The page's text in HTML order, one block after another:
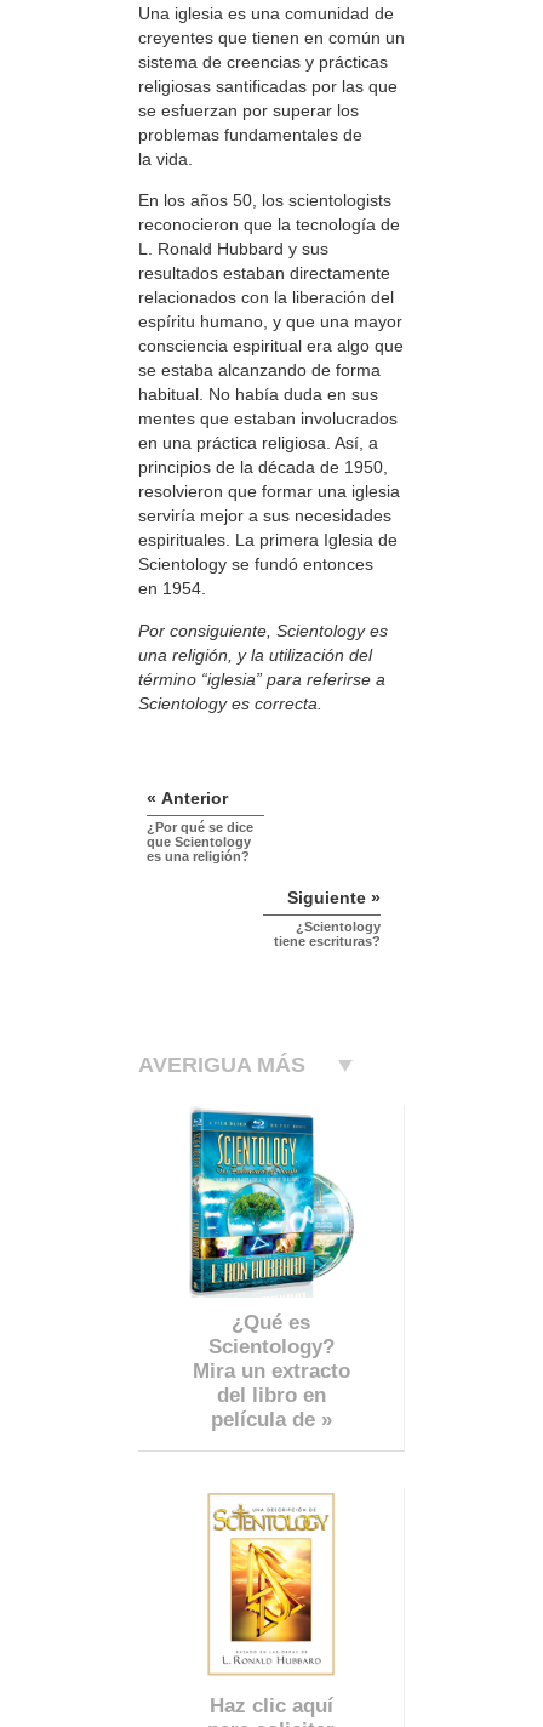
Una iglesia es una comunidad de
creyentes que tienen en común un
sistema de creencias y prácticas
religiosas santificadas por las que
se esfuerzan por superar los
problemas fundamentales de
la vida.
En los años 50, los scientologists
reconocieron que la tecnología de
L. Ronald Hubbard y sus
resultados estaban directamente
relacionados con la liberación del
espíritu humano, y que una mayor
consciencia espiritual era algo que
se estaba alcanzando de forma
habitual. No había duda en sus
mentes que estaban involucrados
en una práctica religiosa. Así, a
principios de la década de 1950,
resolvieron que formar una iglesia
serviría mejor a sus necesidades
espirituales. La primera Iglesia de
Scientology se fundó entonces
en 1954.
Por consiguiente, Scientology es
una religión, y la utilización del
término “iglesia” para referirse a
Scientology es correcta.
« Anterior
¿Por qué se dice
que Scientology
es una religión?
Siguiente »
¿Scientology
tiene escrituras?
AVERIGUA MÁS
¿Qué es
Scientology?
Mira un extracto
del libro en
película de »
Haz clic aquí